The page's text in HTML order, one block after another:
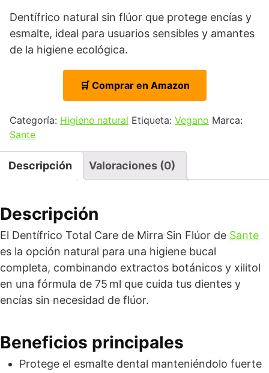
Dentífrico natural sin flúor que protege encías y
esmalte, ideal para usuarios sensibles y amantes
de la higiene ecológica.
🛒 Comprar en Amazon
Categoría: Higiene natural Etiqueta: Vegano Marca:
Sante
Descripción Valoraciones (0)
Descripción
El Dentífrico Total Care de Mirra Sin Flúor de Sante
es la opción natural para una higiene bucal
completa, combinando extractos botánicos y xilitol
en una fórmula de 75 ml que cuida tus dientes y
encías sin necesidad de flúor.
Beneficios principales
Protege el esmalte dental manteniéndolo fuerte